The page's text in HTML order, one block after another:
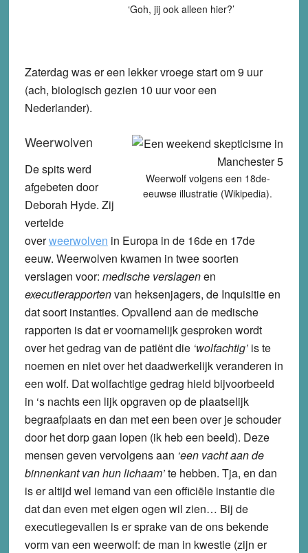
‘Goh, jij ook alleen hier?’
Zaterdag was er een lekker vroege start om 9 uur
(ach, biologisch gezien 10 uur voor een
Nederlander).
Weerwolf volgens een 18de-
eeuwse illustratie (Wikipedia).
Weerwolven
De spits werd
afgebeten door
Deborah Hyde. Zij
vertelde
overweerwolven in Europa in de 16de en 17de
eeuw. Weerwolven kwamen in twee soorten
verslagen voor: medische verslagenen
executierapportenvan heksenjagers, de Inquisitie en
dat soort instanties. Opvallend aan de medische
rapporten is dat er voornamelijk gesproken wordt
over het gedrag van de patiënt die ‘wolfachtig’is te
noemen en niet over het daadwerkelijk veranderen in
een wolf. Dat wolfachtige gedrag hield bijvoorbeeld
in ‘s nachts een lijk opgraven op de plaatselijk
begraafplaats en dan met een been over je schouder
door het dorp gaan lopen (ik heb een beeld). Deze
mensen geven vervolgens aan ‘een vacht aan de
binnenkant van hun lichaam’te hebben. Tja, en dan
is er altijd wel iemand van een officiële instantie die
dat dan even met eigen ogen wil zien… Bij de
executiegevallen is er sprake van de ons bekende
vorm van een weerwolf: de man in kwestie (zijn er